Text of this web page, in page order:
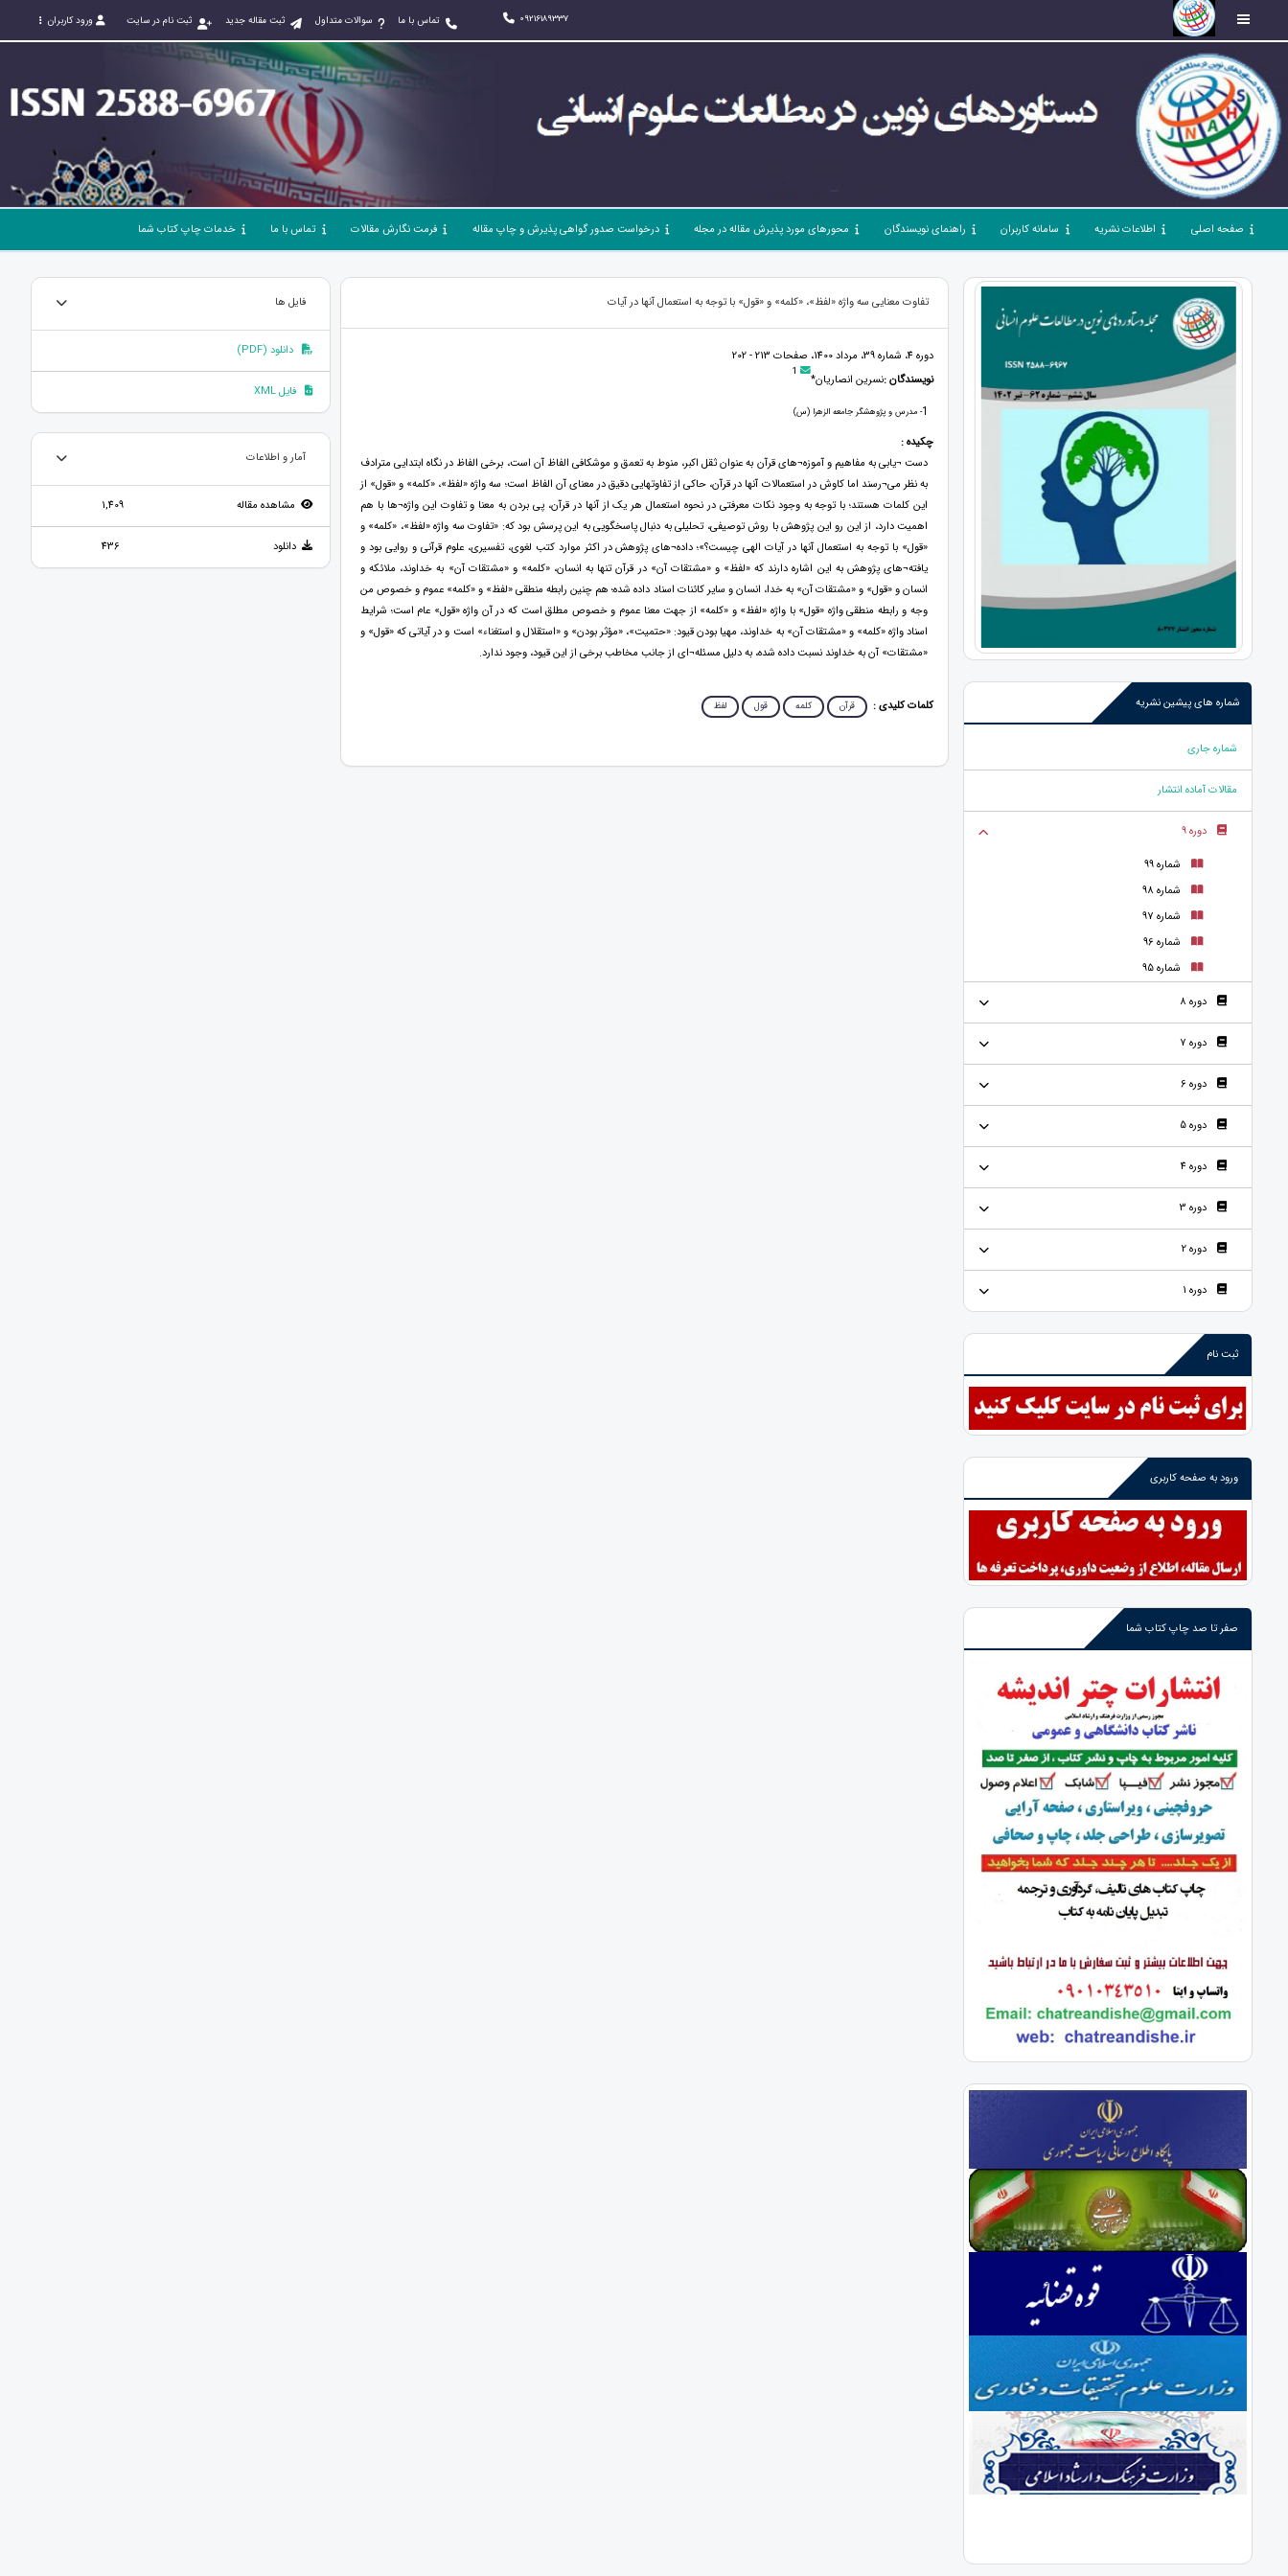
09216189337 تماس با ما سوالات متداول ثبت مقاله جدید ثبت نام در سایت ورود کاربران
صفحه اصلی اطلاعات نشریه سامانه کاربران راهنمای نویسندگان محورهای مورد پذیرش مقاله در مجله درخواست صدور گواهی پذیرش و چاپ مقاله فرمت نگارش مقالات تماس با ما خدمات چاپ کتاب شما
شماره های پیشین نشریه
شماره جاری
مقالات آماده انتشار
دوره 9
شماره 99
شماره 98
شماره 97
شماره 96
شماره 95
دوره 8
دوره 7
دوره 6
دوره 5
دوره 4
دوره 3
دوره 2
دوره 1
ثبت نام
ورود به صفحه کاربری
صفر تا صد چاپ کتاب شما
تفاوت معنایی سه واژه «لفظ»، «کلمه» و «قول» با توجه به استعمال آنها در آیات
دوره 4، شماره 39، مرداد 1400، صفحات 213 - 202
نویسندگان :نسرین انصاریان* 1
1- مدرس و پژوهشگر جامعه الزهرا (س)
چکیده :
دست ¬یابی به مفاهیم و آموزه¬های قرآن به عنوان ثقل اکبر، منوط به تعمق و موشکافی الفاظ آن است، برخی الفاظ در نگاه ابتدایی مترادف
به نظر می¬رسند اما کاوش در استعمالات آنها در قرآن، حاکی از تفاوتهایی دقیق در معنای آن الفاظ است؛ سه واژه «لفظ»، «کلمه» و «قول» از
این کلمات هستند؛ با توجه به وجود نکات معرفتی در نحوه استعمال هر یک از آنها در قرآن، پی بردن به معنا و تفاوت این واژه¬ها با هم
اهمیت دارد، از این رو این پژوهش با روش توصیفی، تحلیلی به دنبال پاسخگویی به این پرسش بود که: «تفاوت سه واژه «لفظ»، «کلمه» و
«قول» با توجه به استعمال آنها در آیات الهی چیست؟»؛ داده¬های پژوهش در اکثر موارد کتب لغوی، تفسیری، علوم قرآنی و روایی بود و
یافته¬های پژوهش به این اشاره دارند که «لفظ» و «مشتقات آن» در قرآن تنها به انسان، «کلمه» و «مشتقات آن» به خداوند، ملائکه و
انسان و «قول» و «مشتقات آن» به خدا، انسان و سایر کائنات اسناد داده شده؛ هم چنین رابطه منطقی «لفظ» و «کلمه» عموم و خصوص من
وجه و رابطه منطقی واژه «قول» با واژه «لفظ» و «کلمه» از جهت معنا عموم و خصوص مطلق است که در آن واژه «قول» عام است؛ شرایط
اسناد واژه «کلمه» و «مشتقات آن» به خداوند، مهیا بودن قیود: «حتمیت»، «مؤثر بودن» و «استقلال و استغناء» است و در آیاتی که «قول» و
«مشتقات» آن به خداوند نسبت داده شده، به دلیل مسئله¬ای از جانب مخاطب برخی از این قیود، وجود ندارد.
کلمات کلیدی : قرآن کلمه قول لفظ
فایل ها
دانلود (PDF)
فایل XML
آمار و اطلاعات
مشاهده مقاله 1,409
دانلود 436